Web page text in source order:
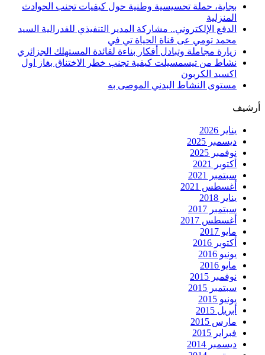
بجاية، حملة تحسيسية وطنية حول كيفيات تجنب الحوادث
المنزلية
الدفع الإلكتروني.. مشاركة المدير التنفيذي للفدرالية السيد
محمد تومي عى قناة الحياة تي في
زيارة مجاملة وتبادل أفكار بناءة لفائدة المستهلك الجزائري
نشاط من تيسمسيلت كيفية تجنب خطر الاختناق بغاز اول
اكسيد الكربون
مستوى النشاط البدني الموصى به
أرشيف
يناير 2026
ديسمبر 2025
نوفمبر 2025
أكتوبر 2021
سبتمبر 2021
أغسطس 2021
يناير 2018
سبتمبر 2017
أغسطس 2017
مايو 2017
أكتوبر 2016
يونيو 2016
مايو 2016
نوفمبر 2015
سبتمبر 2015
يونيو 2015
أبريل 2015
مارس 2015
فبراير 2015
ديسمبر 2014